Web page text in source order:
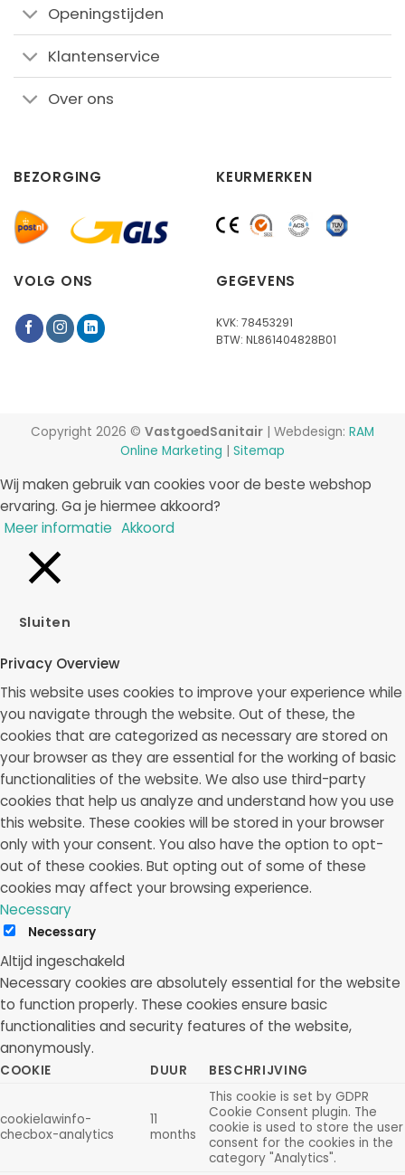
Openingstijden
Klantenservice
Over ons
BEZORGING KEURMERKEN
VOLG ONS GEGEVENS
KVK: 78453291
BTW: NL861404828B01
Copyright 2026 © VastgoedSanitair | Webdesign: RAM
Online Marketing | Sitemap
Wij maken gebruik van cookies voor de beste webshop
ervaring. Ga je hiermee akkoord?
Meer informatie Akkoord
Sluiten
Privacy Overview
This website uses cookies to improve your experience while
you navigate through the website. Out of these, the
cookies that are categorized as necessary are stored on
your browser as they are essential for the working of basic
functionalities of the website. We also use third-party
cookies that help us analyze and understand how you use
this website. These cookies will be stored in your browser
only with your consent. You also have the option to opt-
out of these cookies. But opting out of some of these
cookies may affect your browsing experience.
Necessary
Necessary
Altijd ingeschakeld
Necessary cookies are absolutely essential for the website
to function properly. These cookies ensure basic
functionalities and security features of the website,
anonymously.
COOKIE DUUR BESCHRIJVING
cookielawinfo-
checbox-analytics
11
months
This cookie is set by GDPR
Cookie Consent plugin. The
cookie is used to store the user
consent for the cookies in the
category "Analytics".